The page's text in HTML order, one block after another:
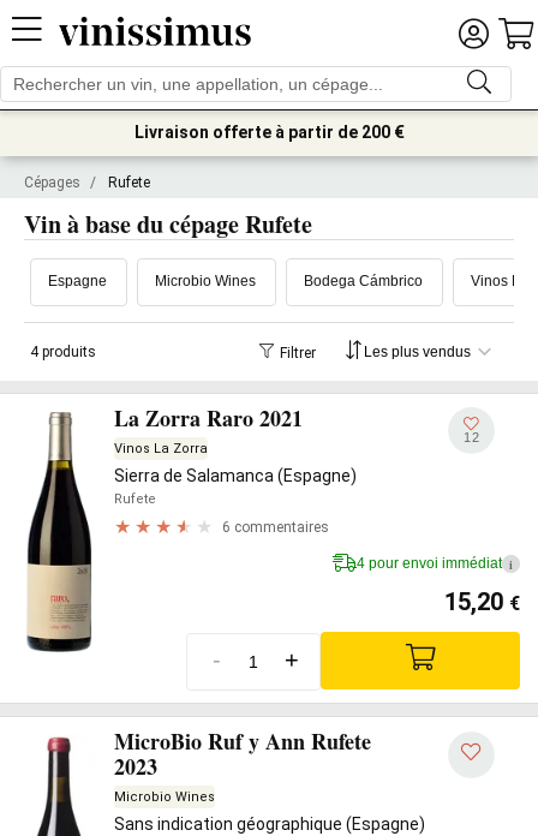
Livraison offerte à partir de 200 €
Cépages / Rufete
Vin à base du cépage Rufete
Espagne Microbio Wines Bodega Cámbrico Vinos La
4 produits Filtrer
La Zorra Raro 2021
Vinos La Zorra
Sierra de Salamanca (Espagne)
Rufete
6 commentaires
12
4 pour envoi immédiat i
15,20 €
- +
MicroBio Ruf y Ann Rufete
2023
Microbio Wines
Sans indication géographique (Espagne)